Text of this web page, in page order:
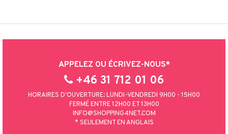
APPELEZ OU ÉCRIVEZ-NOUS*
+46 31 712 01 06
HORAIRES D'OUVERTURE: LUNDI-VENDREDI 9H00 - 15H00
FERMÉ ENTRE 12H00 ET 13H00
INFO@SHOPPING4NET.COM
* SEULEMENT EN ANGLAIS